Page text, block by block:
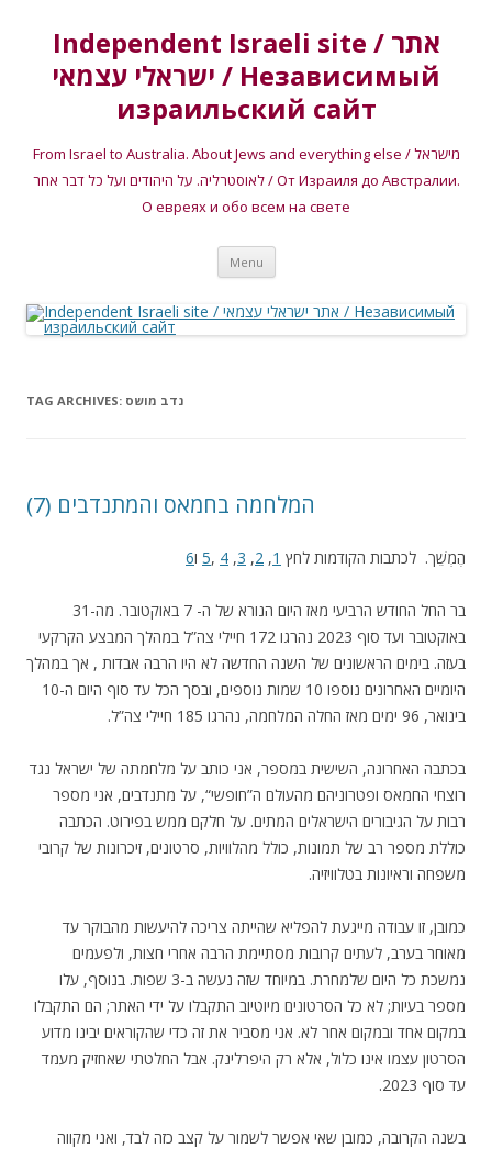
Independent Israeli site / אתר
ישראלי עצמאי / Независимый
израильский сайт
From Israel to Australia. About Jews and everything else / מישראל
לאוסטרליה. על היהודים ועל כל דבר אחר / От Израиля до Австралии.
О евреях и обо всем на свете
Menu Skip
content
TAG ARCHIVES: נדב מושס
(7) המלחמה בחמאס והמתנדבים
הֶמְשֵׁך. לכתבות הקודמות לחץ 1
,
2
,
3
,
4
,
5 ו6
בר החל החודש הרביעי מאז היום הנורא של ה- 7 באוקטובר. מה-31
באוקטובר ועד סוף 2023 נהרגו 172 חיילי צה”ל במהלך המבצע הקרקעי
בעזה. בימים הראשונים של השנה החדשה לא היו הרבה אבדות , אך במהלך
היומיים האחרונים נוספו 10 שמות נוספים, ובסך הכל עד סוף היום ה-10
בינואר, 96 ימים מאז החלה המלחמה, נהרגו 185 חיילי צה”ל.
בכתבה האחרונה, השישית במספר, אני כותב על מלחמתה של ישראל נגד
רוצחי החמאס ופטרוניהם מהעולם ה”חופשי“, על מתנדבים, אני מספר
רבות על הגיבורים הישראלים המתים. על חלקם ממש בפירוט. הכתבה
כוללת מספר רב של תמונות, כולל מהלוויות, סרטונים, זיכרונות של קרובי
משפחה וראיונות בטלוויזיה.
כמובן, זו עבודה מייגעת להפליא שהייתה צריכה להיעשות מהבוקר עד
מאוחר בערב, לעתים קרובות מסתיימת הרבה אחרי חצות, ולפעמים
נמשכת כל היום שלמחרת. במיוחד שזה נעשה ב-3 שפות. בנוסף, עלו
מספר בעיות; לא כל הסרטונים מיוטיוב התקבלו על ידי האתר; הם התקבלו
במקום אחד ובמקום אחר לא. אני מסביר את זה כדי שהקוראים יבינו מדוע
הסרטון עצמו אינו כלול, אלא רק היפרלינק. אבל החלטתי שאחזיק מעמד
עד סוף 2023.
בשנה הקרובה, כמובן שאי אפשר לשמור על קצב כזה לבד, ואני מקווה